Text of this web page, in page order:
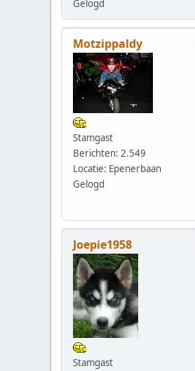
Gelogd
Motzippaldy
Stamgast
Berichten: 2.549
Locatie: Epenerbaan
Gelogd
Joepie1958
Stamgast